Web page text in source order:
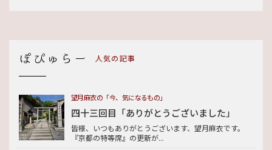
人気の記事
望月麻衣の「今、気になるもの」
四十三回目「ありがとうございました」
皆様、いつもありがとうございます、望月麻衣です。
『京都の特等席』の更新が...